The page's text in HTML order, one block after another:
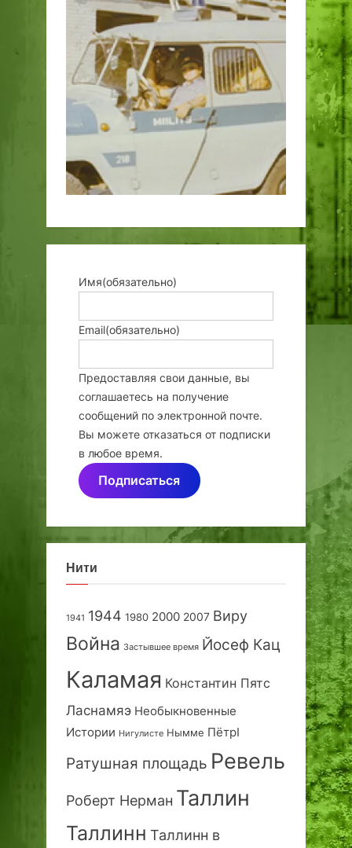
Имя(обязательно)
Email(обязательно)
Предоставляя свои данные, вы
соглашаетесь на получение
сообщений по электронной почте.
Вы можете отказаться от подписки
в любое время.
Подписаться
Нити
1941 1944 1980 2000 2007 Виру
Война Застывшее время Йосеф Кац
Каламая Константин Пятс
Ласнамяэ Необыкновенные
Истории Нигулисте Нымме ПётрI
Ратушная площадь Ревель
Роберт Нерман Таллин
Таллинн Таллинн в